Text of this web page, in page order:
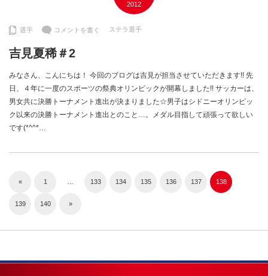
2012
選手 コメントを書く ステラ選手
吉見夏稀＃2
みなさん、こんにちは！ 今回のブログは吉見が担当させていただきます!! 先
日、４年に一度のスポーツの祭典オリンピックが開幕しました!! サッカーは、
男女共に決勝トーナメント進出が決まりました☆男子はシドニーオリンピッ
ク以来の決勝トーナメント進出とのこと…。メダル目指して頑張って欲しい
です(*^^*…
« 1 133 134 135 136 137 138
139 140 »